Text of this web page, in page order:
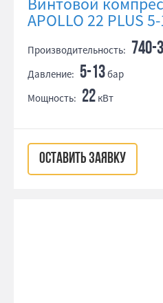
APOLLO 22 PLUS
Производительность: 740-
Давление: 5-13бар
Мощность: 22 кВт
ОСТАВИТЬ ЗАЯВКУ